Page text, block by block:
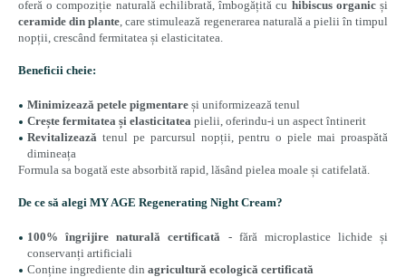
oferă o compoziție naturală echilibrată, îmbogățită cu hibiscus organicși
ceramide din plante, care stimulează regenerarea naturală a pielii în timpul
nopții, crescând fermitatea și elasticitatea.
Beneficii cheie:
Minimizează petele pigmentare și uniformizează tenul
Crește fermitatea și elasticitatea pielii, oferindu-i un aspect întinerit
Revitalizează tenul pe parcursul nopții, pentru o piele mai proaspătă
dimineața
Formula sa bogată este absorbită rapid, lăsând pielea moale și catifelată.
De ce să alegi MY AGE Regenerating Night Cream?
100% îngrijire naturală certificată - fără microplastice lichide și
conservanți artificiali
Conține ingrediente din agricultură ecologică certificată